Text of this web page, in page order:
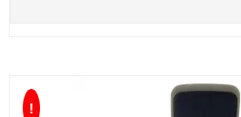
!